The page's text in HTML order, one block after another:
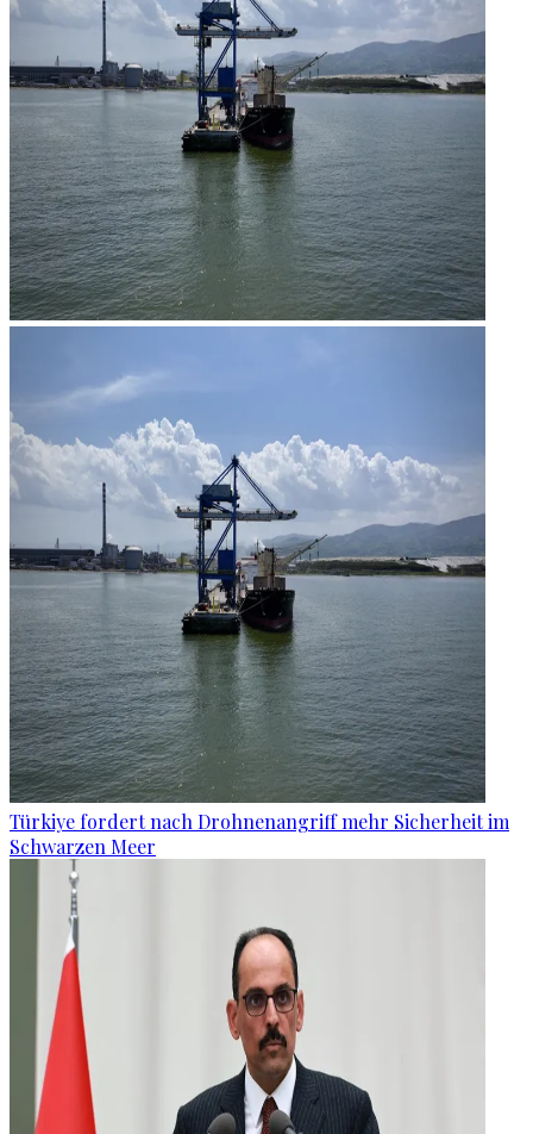
Türkiye fordert nach Drohnenangriff mehr Sicherheit im
Schwarzen Meer